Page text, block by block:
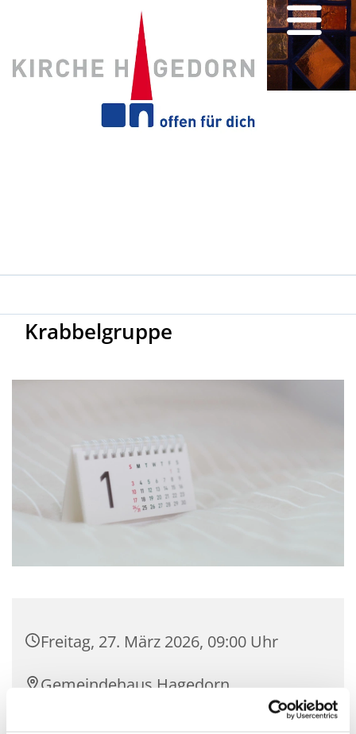
Krabbelgruppe
Freitag, 27. März 2026, 09:00 Uhr
Gemeindehaus Hagedorn,